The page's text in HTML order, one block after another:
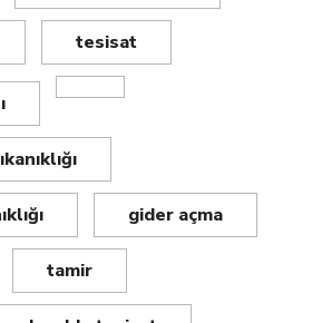
tesisat
gider açma
tamir